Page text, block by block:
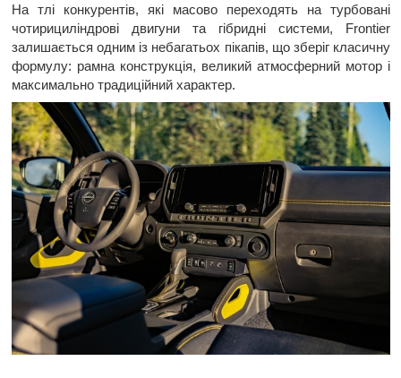
На тлі конкурентів, які масово переходять на турбовані
чотирициліндрові двигуни та гібридні системи, Frontier
залишається одним із небагатьох пікапів, що зберіг класичну
формулу: рамна конструкція, великий атмосферний мотор і
максимально традиційний характер.